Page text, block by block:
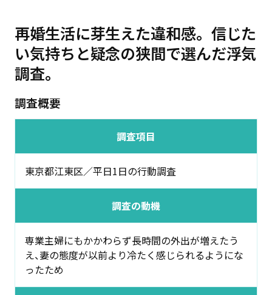
再婚生活に芽生えた違和感。信じた
い気持ちと疑念の狭間で選んだ浮気
調査。
調査概要
調査項目
東京都江東区／平日1日の行動調査
調査の動機
専業主婦にもかかわらず長時間の外出が増えたう
え、妻の態度が以前より冷たく感じられるようにな
ったため